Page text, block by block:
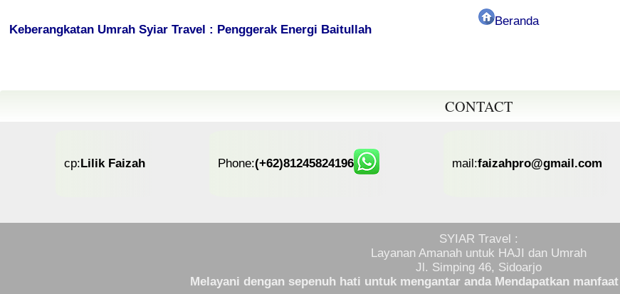
Keberangkatan Umrah Syiar Travel : Penggerak Energi Baitullah
Beranda
CONTACT
cp:Lilik Faizah Phone:(+62)81245824196 mail:faizahpro@gmail.com
SYIAR Travel :
Layanan Amanah untuk HAJI dan Umrah
Jl. Simping 46, Sidoarjo
Melayani dengan sepenuh hati untuk mengantar anda Mendapatkan